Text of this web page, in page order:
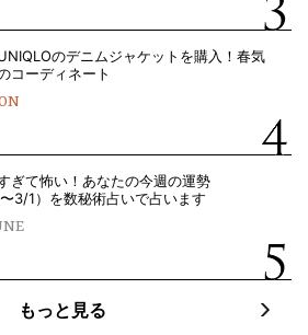
のデニムジャケットを購入！春気
コーディネート
ぎて怖い！あなたの今週の運勢
〜3/1）を数秘術占いで占います
もっと見る